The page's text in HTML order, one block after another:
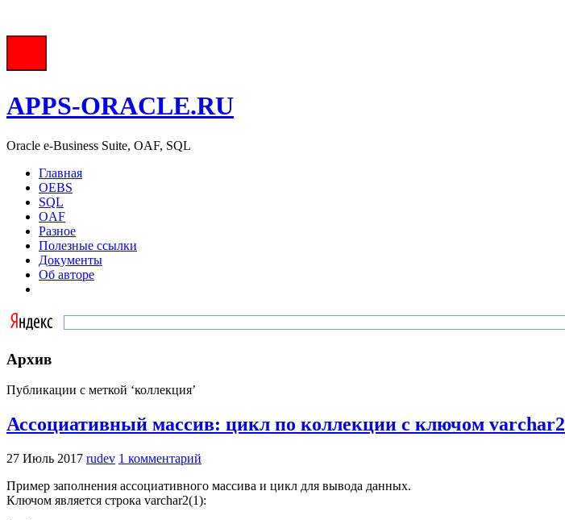
APPS-ORACLE.RU
Oracle e-Business Suite, OAF, SQL
Главная
OEBS
SQL
OAF
Разное
Полезные ссылки
Документы
Об авторе
Архив
Публикации с меткой ‘коллекция’
Ассоциативный массив: цикл по коллекции с ключом varchar2
27 Июль 2017 rudev 1 комментарий
Пример заполнения ассоциативного массива и цикл для вывода данных.
Ключом является строка varchar2(1):